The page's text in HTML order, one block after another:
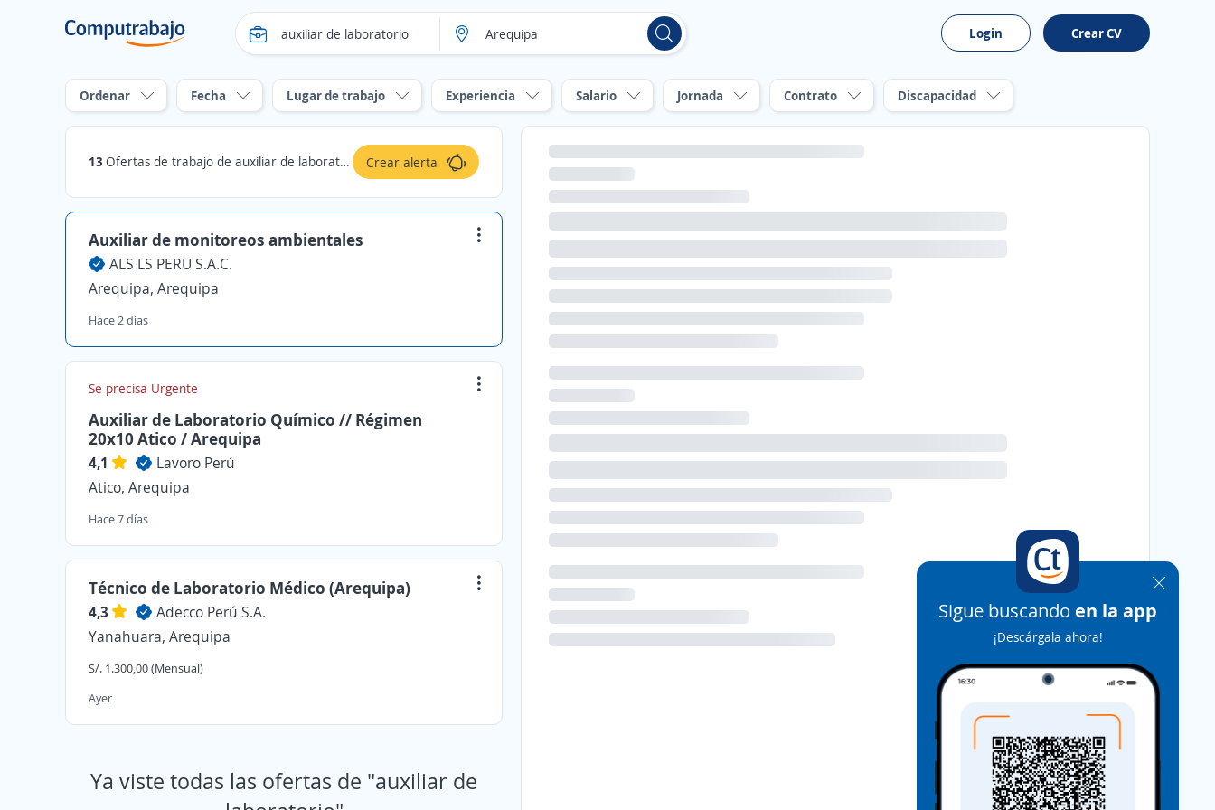
Login Crear CV
Ordenar Fecha Lugar de trabajo Experiencia Salario Jornada Contrato Discapacidad
13 Ofertas de trabajo de auxiliar de laboratorio en Arequipa Crear alerta
Auxiliar de monitoreos ambientales
ALS LS PERU S.A.C.
Arequipa, Arequipa
Hace 2 días
Se precisa Urgente
Auxiliar de Laboratorio Químico // Régimen
20x10 Atico / Arequipa
4,1
Lavoro Perú
Atico, Arequipa
Hace 7 días
Técnico de Laboratorio Médico (Arequipa)
4,3
Adecco Perú S.A.
Yanahuara, Arequipa
S/. 1.300,00 (Mensual)
Ayer
Ya viste todas las ofertas de "auxiliar de
Sigue buscando en la app
¡Descárgala ahora!